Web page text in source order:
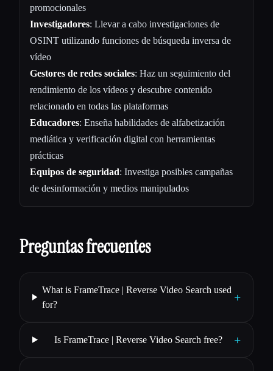
promocionales
Investigadores: Llevar a cabo investigaciones de
OSINT utilizando funciones de búsqueda inversa de
vídeo
Gestores de redes sociales: Haz un seguimiento del
rendimiento de los vídeos y descubre contenido
relacionado en todas las plataformas
Educadores: Enseña habilidades de alfabetización
mediática y verificación digital con herramientas
prácticas
Equipos de seguridad: Investiga posibles campañas
de desinformación y medios manipulados
Preguntas frecuentes
What is FrameTrace | Reverse Video Search used
for?
+
Is FrameTrace | Reverse Video Search free? +